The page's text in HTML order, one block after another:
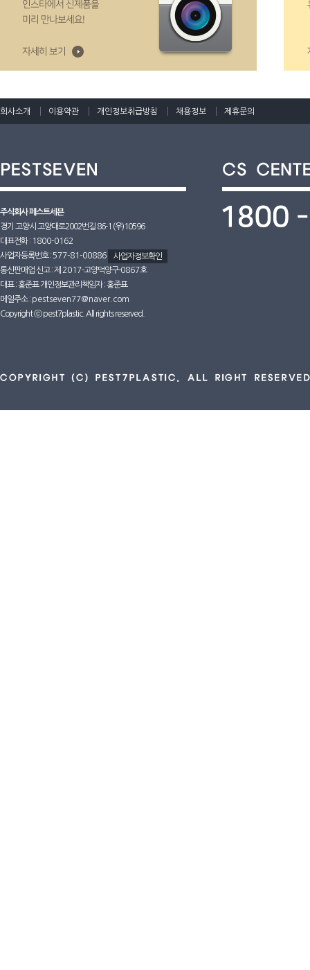
회사소개 이용약관 개인정보취급방침 채용정보 제휴문의
주식회사 페스트세븐
경기 고양시 고양대로2002번길 86-1 (우)10596
대표전화 : 1800-0162
사업자등록번호 : 577-81-00886
사업자정보확인
통신판매업 신고 : 제 2017-고양덕양구-0867호
대표 : 홍준표 개인정보관리책임자 : 홍준표
메일주소 : pestseven77@naver.com
Copyright ⓒ pest7plastic. All rights reserved.